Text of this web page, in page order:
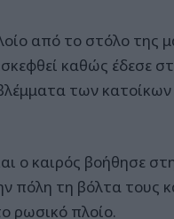
από το στόλο της
καθώς έδεσε
των
ο καιρός βοήθησε
πόλη τη βόλτα τους
ρωσικό πλοίο.